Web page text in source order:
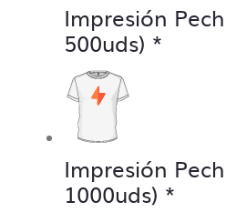
Impresión
500uds) *
Impresión
1000uds) *